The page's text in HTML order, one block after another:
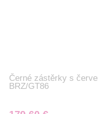
Černé zástěrky s
BRZ/GT86